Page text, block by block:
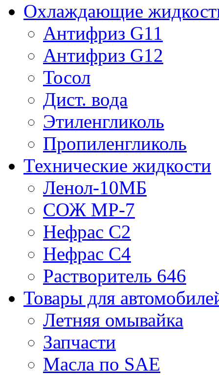
Охлаждающие
Антифриз G11
Антифриз G12
Тосол
Дист. вода
Этиленгликоль
Пропиленгликоль
Технические жидкости
Ленол-10МБ
СОЖ МР-7
Нефрас С2
Нефрас С4
Растворитель 646
Товары для
Летняя омывайка
Запчасти
Масла по SAE